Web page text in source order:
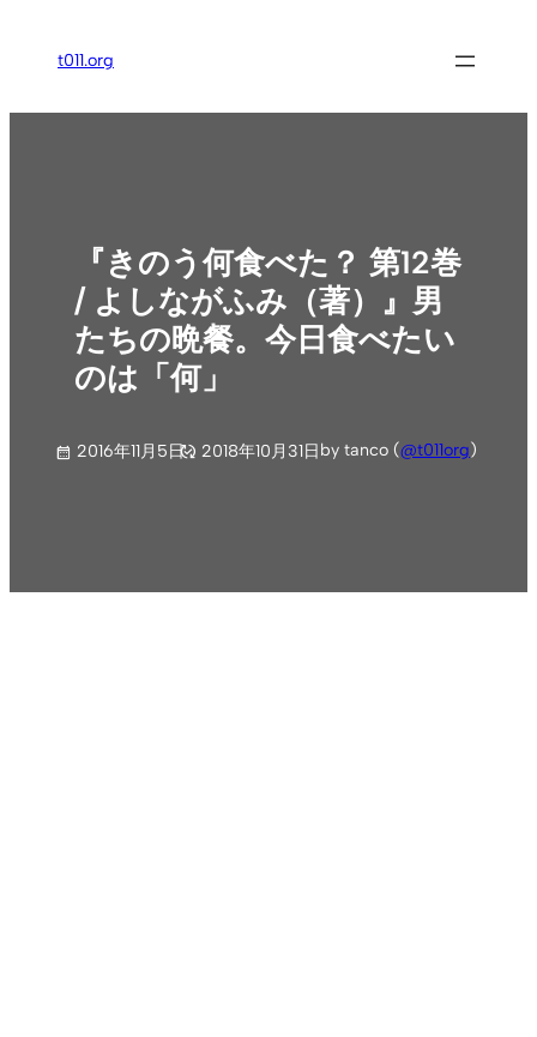
ス
t011.org
『きのう何食べた？ 第12巻
/ よしながふみ（著）』男
たちの晩餐。今日食べたい
のは「何」
2016年11月5日 2018年10月31日by tanco (@t011org)